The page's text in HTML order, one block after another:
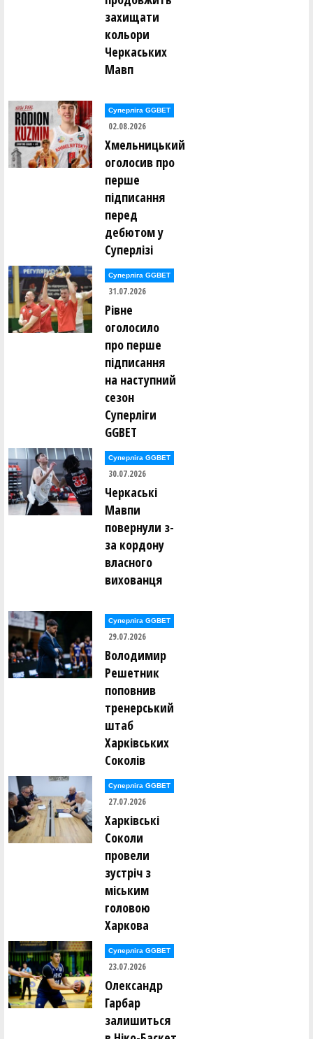
Олексій Мазур ()
Андрій Макаренко ()
Дар’я Макаренко ()
Марина Малафєєва ()
Анастасія Мартовицька ()
Михайло Маслак ()
Олександр Маслов ()
Олександр Маслов ()
Микита Мельник ()
Валентин Мирончик ()
Валентин Мирончик ()
Дмитро Михайлов ()
Ксенія Монзуль ()
Михайло Мостовий ()
Дмитро Мугайлов ()
Лев Мунтянов ()
Євген Нагорний ()
Олександр Нагорний ()
Михайло Насонов ()
Михайло Невечеря ()
Євгеній Непокритий ()
Богдан Нестеренко ()
Володимир Нестеров ()
Юрій Нетьора ()
Сергій Ніколащенко ()
катерина Обоянська ()
Олег Овчаренко ()
Євгеній Ольховський ()
Євгеній Орлов ()
Вадим Палюх ()
Ганна Панамарьова ()
Владислав Панасюк ()
Ксенія Панькіна ()
Денис Парвадов ()
Ростислав Парнак ()
Вікторія Пасечник ()
Володимир Пєд'єв ()
Анатолій Пилипюк ()
Всеволод Пироженко ()
Денис Поворознюк ()
Микита Подтикан ()
Владислав Полоз ()
Денис Полтавський ()
Леся Полуяхтова ()
Максим Померанцев ()
Роман Пономаренко ()
Олександр Приходько ()
Дмитро Проценко ()
Вадим Пудзирей ()
Віталій Пустовалов ()
Олександр Раєвський ()
Олександр Раєвський ()
Олександр Раєвський ()
Володимир Расків ()
Віталій Редюк ()
Катерина Редюк ()
Данило Рикунов ()
захищати
кольори
Черкаських
Мавп
Суперліга GGBET
02.08.2026
Хмельницький
оголосив про
перше
підписання
перед
дебютом у
Суперлізі
Суперліга GGBET
31.07.2026
Рівне
оголосило
про перше
підписання
на наступний
сезон
Суперліги
GGBET
Суперліга GGBET
30.07.2026
Черкаські
Мавпи
повернули з-
за кордону
власного
вихованця
Суперліга GGBET
29.07.2026
Володимир
Решетник
поповнив
тренерський
штаб
Харківських
Соколів
Суперліга GGBET
27.07.2026
Харківські
Соколи
провели
зустріч з
міським
головою
Харкова
Суперліга GGBET
23.07.2026
Олександр
Гарбар
залишиться